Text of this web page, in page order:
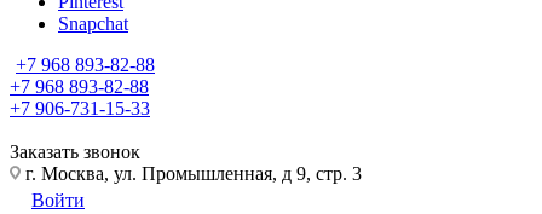
Snapchat
+7 968 893-82-88
+7 968 893-82-88
+7 906-731-15-33
Заказать звонок
г. Москва, ул. Промышленная, д 9, стр. 3
Войти